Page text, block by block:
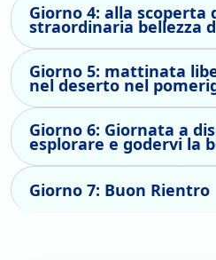
Giorno 4: alla scoperta
straordinaria bellezza
Giorno 5: mattinata
nel deserto nel
Giorno 6: Giornata a
esplorare e godervi la
Giorno 7: Buon Rientro